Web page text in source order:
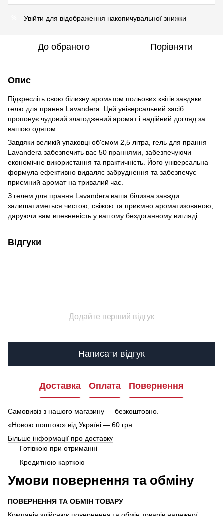
Увійти для відображення накопичувальної знижки
До обраного Порівняти
Опис
Підкресліть свою білизну ароматом польових квітів завдяки
гелю для прання Lavandera. Цей універсальний засіб
пропонує чудовий злагоджений аромат і надійний догляд за
вашою одягом.
Завдяки великій упаковці об'ємом 2,5 літра, гель для прання
Lavandera забезпечить вас 50 праннями, забезпечуючи
економічне використання та практичність. Його універсальна
формула ефективно видаляє забруднення та забезпечує
приємний аромат на тривалий час.
З гелем для прання Lavandera ваша білизна завжди
залишатиметься чистою, свіжою та приємно ароматизованою,
даруючи вам впевненість у вашому бездоганному вигляді.
Відгуки
Додайте перший відгук
Написати відгук
Доставка Оплата Повернення
Самовивіз з нашого магазину — безкоштовно.
«Новою поштою» від Україні — 60 грн.
Більше інформації про доставку
Готівкою при отриманні
Кредитною карткою
Умови повернення та обміну
ПОВЕРНЕННЯ ТА ОБМІН ТОВАРУ